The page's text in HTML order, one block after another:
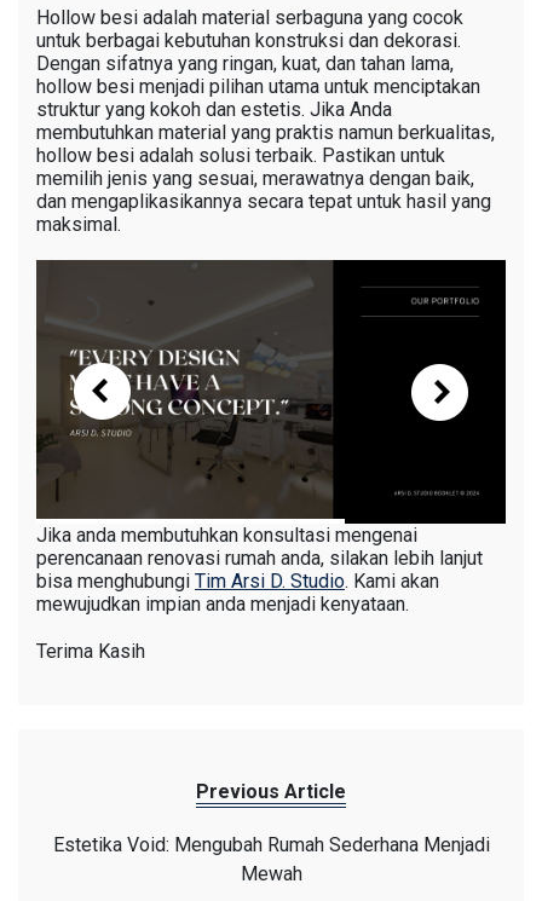
Hollow besi adalah material serbaguna yang cocok
untuk berbagai kebutuhan konstruksi dan dekorasi.
Dengan sifatnya yang ringan, kuat, dan tahan lama,
hollow besi menjadi pilihan utama untuk menciptakan
struktur yang kokoh dan estetis. Jika Anda
membutuhkan material yang praktis namun berkualitas,
hollow besi adalah solusi terbaik. Pastikan untuk
memilih jenis yang sesuai, merawatnya dengan baik,
dan mengaplikasikannya secara tepat untuk hasil yang
maksimal.
Jika anda membutuhkan konsultasi mengenai
perencanaan renovasi rumah anda, silakan lebih lanjut
bisa menghubungi Tim Arsi D. Studio. Kami akan
mewujudkan impian anda menjadi kenyataan.
Terima Kasih
Previous Article
Estetika Void: Mengubah Rumah Sederhana Menjadi
Mewah